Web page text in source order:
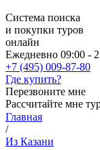
Система поиска
и покупки туров
онлайн
Ежедневно 09:00 -
+7 (495) 009-87-80
Где купить?
Перезвоните мне
Рассчитайте мне
Главная
/
Из Казани